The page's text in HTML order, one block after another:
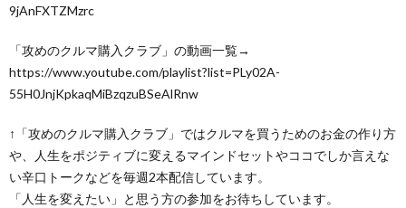
9jAnFXTZMzrc
「攻めのクルマ購入クラブ」の動画一覧→
https://www.youtube.com/playlist?list=PLy02A-
55H0JnjKpkaqMiBzqzuBSeAlRnw
↑「攻めのクルマ購入クラブ」ではクルマを買うためのお金の作り方
や、人生をポジティブに変えるマインドセットやココでしか言えな
い辛口トークなどを毎週2本配信しています。
「人生を変えたい」と思う方の参加をお待ちしています。